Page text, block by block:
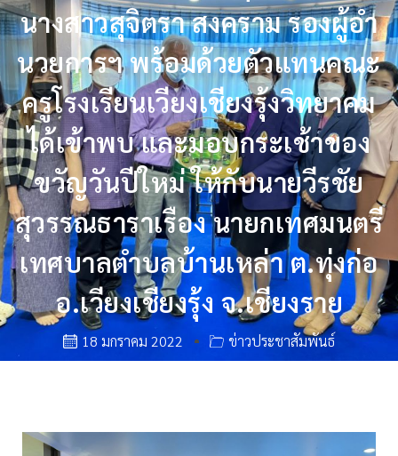
นางสาวสุจิตรา สงคราม รองผู้อำ
นวยการฯ พร้อมด้วยตัวแทนคณะ
ครูโรงเรียนเวียงเชียงรุ้งวิทยาคม
ได้เข้าพบ และมอบกระเช้าของ
ขวัญวันปีใหม่ ให้กับนายวีรชัย
สุวรรณธาราเรือง นายกเทศมนตรี
เทศบาลตำบลบ้านเหล่า ต.ทุ่งก่อ
อ.เวียงเชียงรุ้ง จ.เชียงราย
18 มกราคม 2022 ข่าวประชาสัมพันธ์